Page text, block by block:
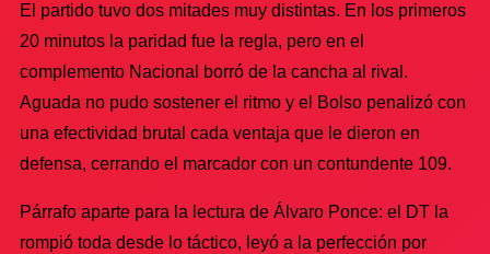
El partido tuvo dos mitades muy distintas. En los primeros
20 minutos la paridad fue la regla, pero en el
complemento Nacional borró de la cancha al rival.
Aguada no pudo sostener el ritmo y el Bolso penalizó con
una efectividad brutal cada ventaja que le dieron en
defensa, cerrando el marcador con un contundente 109.
Párrafo aparte para la lectura de Álvaro Ponce: el DT la
rompió toda desde lo táctico, leyó a la perfección por